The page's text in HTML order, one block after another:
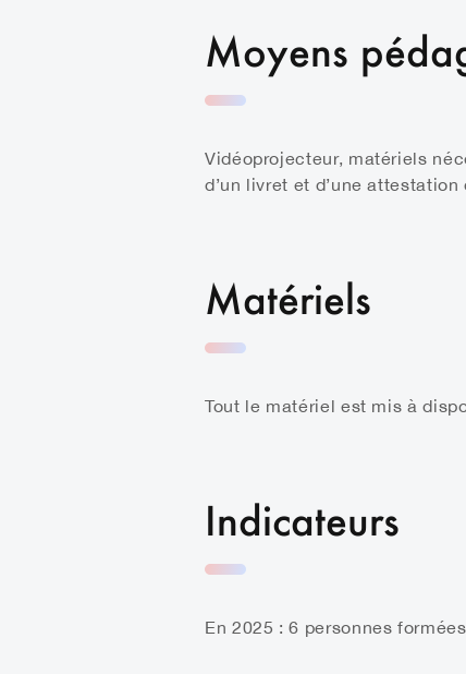
Moyens
Vidéoprojecteur, matériels
d’un livret et d’une
Matériels
Tout le matériel est mis à
Indicateurs
En 2025 : 6 personnes